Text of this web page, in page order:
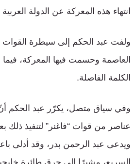
انتهاء هذه المعركة عن الدولة
ولفت عبد الحكم إلى سيطرة القوات
العاصمة وحسمت فيها المعركة،
الكلمة الفاصلة.
وفي سياق متصل، يكرّر عبد الحكم
عناصر من قوات “فاغنر” لتنفيذ
ويدعى عبد الرحمن بدر، وقد أدلى
السريع، مشيرًا إلى حرق طائرة